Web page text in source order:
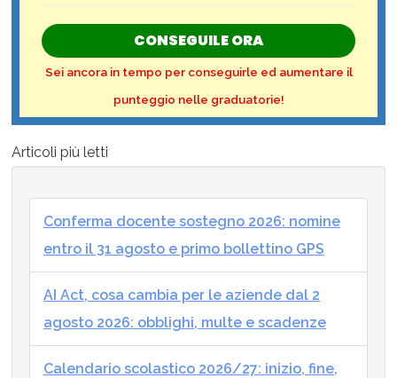
CONSEGUILE ORA
Sei ancora in tempo per conseguirle ed aumentare il
punteggio nelle graduatorie!
Articoli più letti
Conferma docente sostegno 2026: nomine
entro il 31 agosto e primo bollettino GPS
AI Act, cosa cambia per le aziende dal 2
agosto 2026: obblighi, multe e scadenze
Calendario scolastico 2026/27: inizio, fine,